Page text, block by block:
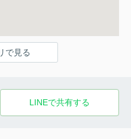
で見る
LINEで共有する